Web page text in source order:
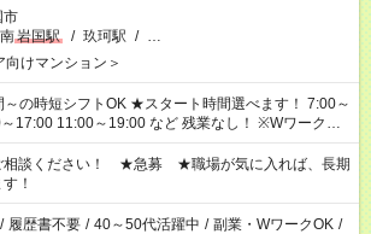
市
南岩国駅 / 玖珂駅 / …
向けマンション＞
トOK ★スタート時間選べます！ 7:00～
11:00～19:00 など 残業なし！ ※Wワークの
仕事と合わせ週40時間超の就業はご案内できませ
づき、週20時間以上勤務は社会保険への加入対象
※労働者派遣法（日雇い派遣の原則禁止）により、
間の就業はご案内が難しい場合があります
相談ください！ ★急募 ★職場が気に入れば、長期
！
/ 履歴書不要 / 40～50代活躍中 / 副業・WワークOK /